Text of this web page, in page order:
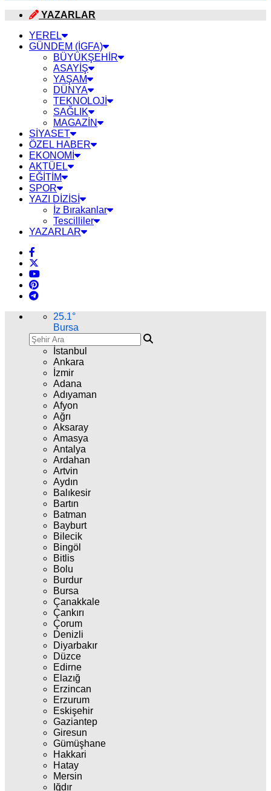
YAZARLAR
YEREL
GÜNDEM (İGFA)
BÜYÜKŞEHİR
ASAYİŞ
YAŞAM
DÜNYA
TEKNOLOJİ
SAĞLIK
MAGAZİN
SİYASET
ÖZEL HABER
EKONOMİ
AKTÜEL
EĞİTİM
SPOR
YAZI DİZİSİ
İz Bırakanlar
Tescilliler
YAZARLAR
25.1°
Bursa
İstanbul
Ankara
İzmir
Adana
Adıyaman
Afyon
Ağrı
Aksaray
Amasya
Antalya
Ardahan
Artvin
Aydın
Balıkesir
Bartın
Batman
Bayburt
Bilecik
Bingöl
Bitlis
Bolu
Burdur
Bursa
Çanakkale
Çankırı
Çorum
Denizli
Diyarbakır
Düzce
Edirne
Elazığ
Erzincan
Erzurum
Eskişehir
Gaziantep
Giresun
Gümüşhane
Hakkari
Hatay
Mersin
Iğdır